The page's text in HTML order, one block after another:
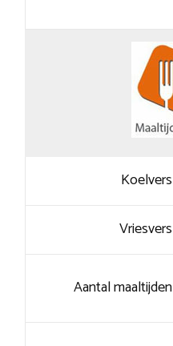
Koelvers
Vriesvers
Aantal maaltijden